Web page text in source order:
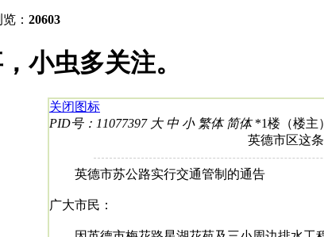
： 20603
小虫多关注。
关闭图标
PID号：11077397 大 中 小 繁体 简体*1楼（楼主）
英德市区这
英德市苏公路实行交通管制的通告
广大市民：